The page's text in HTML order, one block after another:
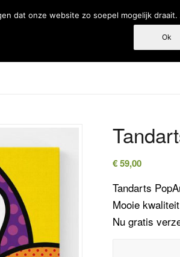
Fysiotherapie
€59,00
Tandarts
Mooie
Nu gratis
dat onze website zo soepel mogelijk
Ok